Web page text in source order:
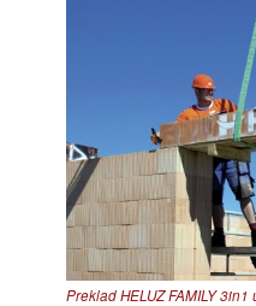
Preklad HELUZ FAMILY